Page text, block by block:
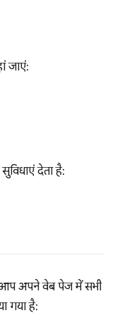
जाएं:
देता है:
आप अपने वेब पेज में सभी
गया है: